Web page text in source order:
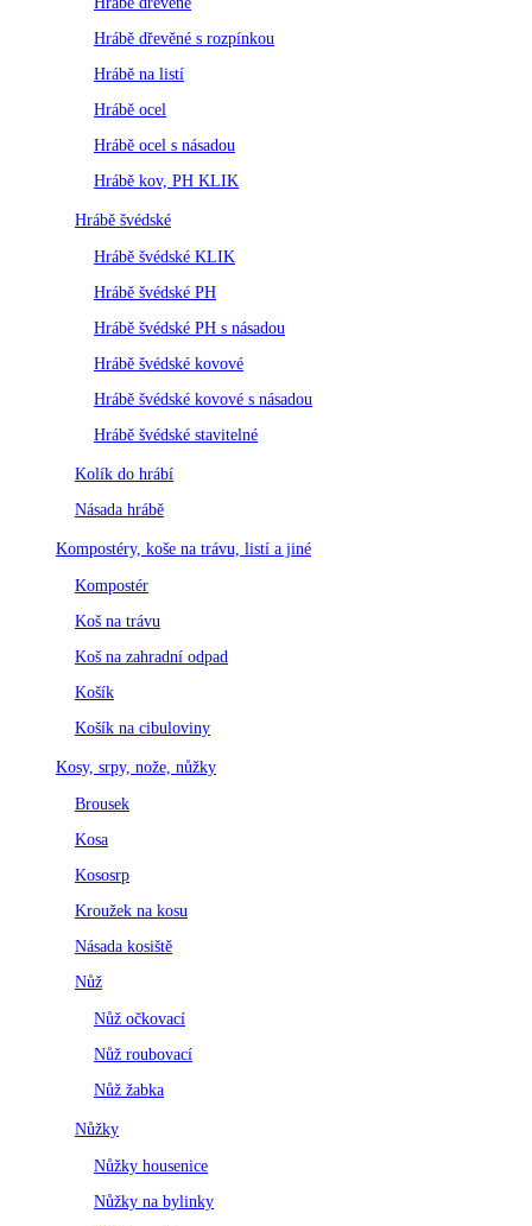
Hrábě dřevěné s rozpínkou
Hrábě na listí
Hrábě ocel
Hrábě ocel s násadou
Hrábě kov, PH KLIK
Hrábě švédské
Hrábě švédské KLIK
Hrábě švédské PH
Hrábě švédské PH s násadou
Hrábě švédské kovové
Hrábě švédské kovové s násadou
Hrábě švédské stavitelné
Kolík do hrábí
Násada hrábě
Kompostéry, koše na trávu, listí a jiné
Kompostér
Koš na trávu
Koš na zahradní odpad
Košík
Košík na cibuloviny
Kosy, srpy, nože, nůžky
Brousek
Kosa
Kososrp
Kroužek na kosu
Násada kosiště
Nůž
Nůž očkovací
Nůž roubovací
Nůž žabka
Nůžky
Nůžky housenice
Nůžky na bylinky